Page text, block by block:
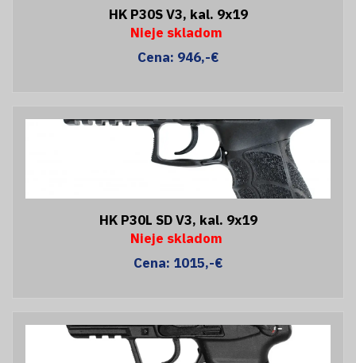
HK P30S V3, kal. 9x19
Nieje skladom
Cena: 946,-€
HK P30L SD V3, kal. 9x19
Nieje skladom
Cena: 1015,-€